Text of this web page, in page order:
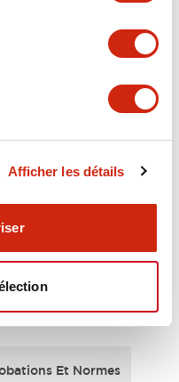
Afficher les détails
Et Normes